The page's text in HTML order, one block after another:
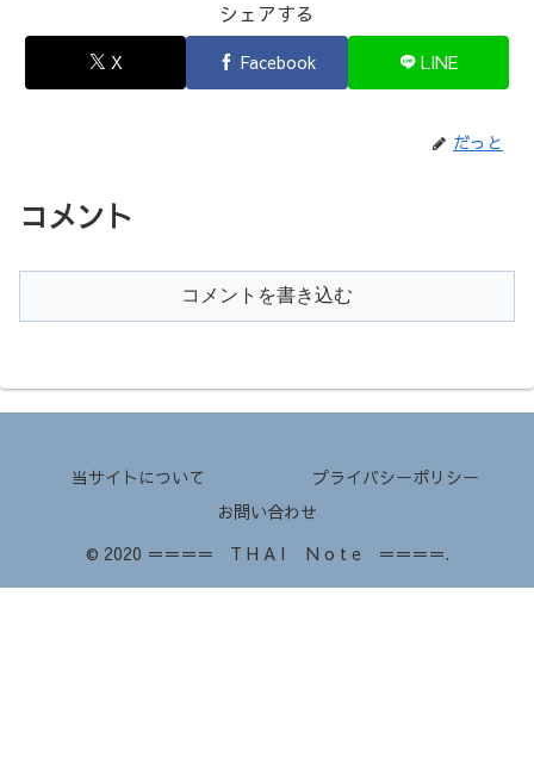
シェアする
X Facebook LINE
だっと
コメント
コメントを書き込む
当サイトについて
プライバシーポリシー
お問い合わせ
© 2020 ＝＝＝＝ T H A I N o t e ＝＝＝＝.